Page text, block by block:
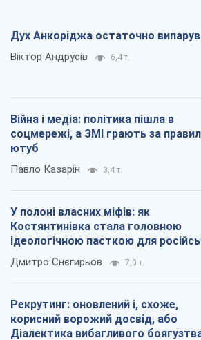
Дух Анкоріджа остаточно
Віктор Андрусів 6,4 т.
Війна і медіа: політика пішла в
соцмережі, а ЗМІ грають за
ютуб
Павло Казарін 3,4 т.
У полоні власних міфів: як
Костянтинівка стала головною
ідеологічною пасткою для
окупантів
Дмитро Снєгирьов 7,0 т.
Рекрутинг: оновлений і, схоже,
корисний ворожий досвід, або
Діалектика вибагливого